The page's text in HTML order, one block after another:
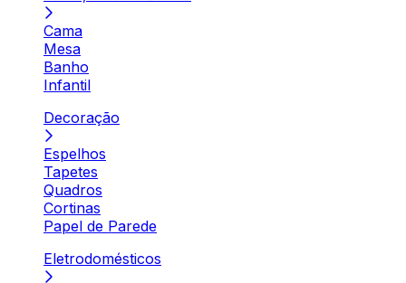
Cama
Mesa
Banho
Infantil
Decoração
Espelhos
Tapetes
Quadros
Cortinas
Papel de Parede
Eletrodomésticos